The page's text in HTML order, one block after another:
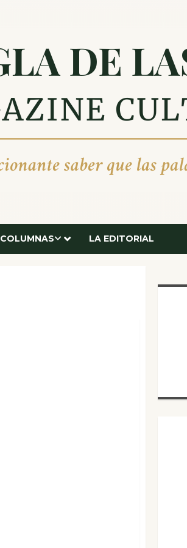
COLUMNAS LA EDITORIAL